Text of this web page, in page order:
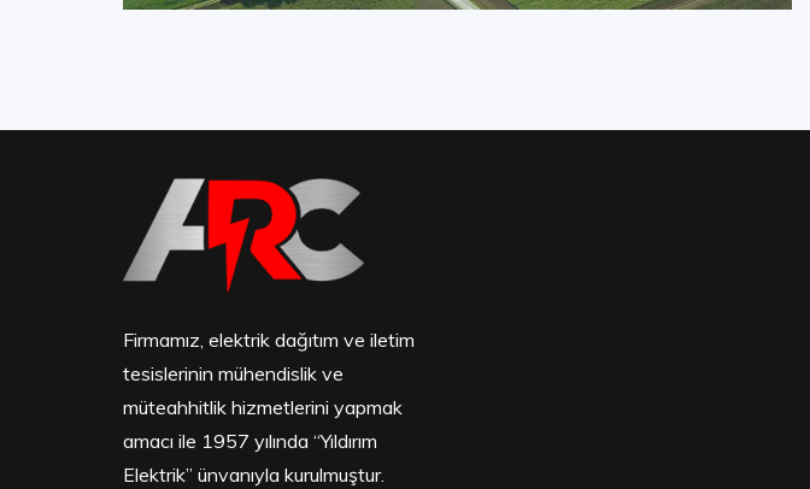
Firmamız, elektrik dağıtım ve iletim
tesislerinin mühendislik ve
müteahhitlik hizmetlerini yapmak
amacı ile 1957 yılında “Yıldırım
Elektrik” ünvanıyla kurulmuştur.